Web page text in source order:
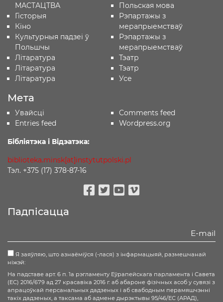
МАСТАЦТВА
Гісторыя
Кіно
Культурныя падзеі ў
Польшчы
Лiтаратура
Лiтаратура
Літаратура
Польская мова
Рэпартажы з
мерапрыемстваў
Рэпартажы з
мерапрыемстваў
Тэатр
Тэатр
Усе
Мета
Увайсці
Entries feed
Comments feed
Wordpress.org
Бібліятэка і Відэатэка:
biblioteka.minsk[at]instytutpolski.pl
Тэл. +375 (17) 378-87-16
Падпісацца
Я заяўляю, што азнаёміўся (-лася) з інфармацыяй, размешчанай
ніжэй:
На падставе арт. 6 п. 1а рэгламенту Еўрапейскага парламента і Савета
(ЕС) 2016/679 ад 27 красавіка 2016 г. аб абароне фізічных асоб у сувязі з
апрацоўкай персанальных дадзеных і аб свабодным перамяшчэнні
такіх дадзеных, а таксама аб адмене дырэктывы 95/46/ЕС (АРАД),